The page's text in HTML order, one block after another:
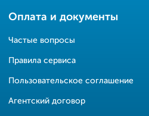
Оплата и документы
Частые вопросы
Правила сервиса
Пользовательское соглашение
Агентский договор